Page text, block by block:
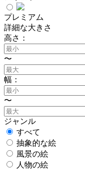
プレミアム
詳細な大きさ
高さ：
〜
幅：
〜
ジャンル
すべて
抽象的な絵
風景の絵
人物の絵